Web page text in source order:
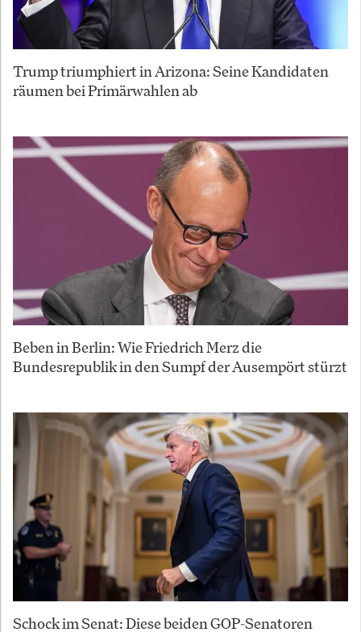
Trump triumphiert in Arizona: Seine Kandidaten
räumen bei Primärwahlen ab
Beben in Berlin: Wie Friedrich Merz die
Bundesrepublik in den Sumpf der Ausempört stürzt
Schock im Senat: Diese beiden GOP-Senatoren